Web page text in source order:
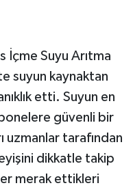
İçme Suyu Arıtma
suyun kaynaktan
etti. Suyun en
güvenli bir
uzmanlar tarafından
dikkatle takip
merak ettikleri